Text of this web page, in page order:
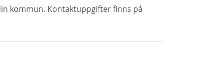
kommun. Kontaktuppgifter finns på